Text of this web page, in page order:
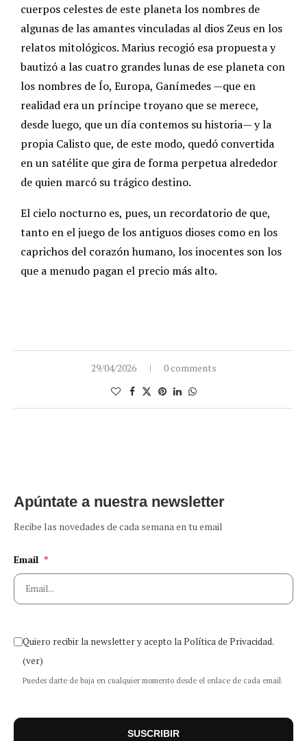
cuerpos celestes de este planeta los nombres de
algunas de las amantes vinculadas al dios Zeus en los
relatos mitológicos. Marius recogió esa propuesta y
bautizó a las cuatro grandes lunas de ese planeta con
los nombres de Ío, Europa, Ganímedes —que en
realidad era un príncipe troyano que se merece,
desde luego, que un día contemos su historia— y la
propia Calisto que, de este modo, quedó convertida
en un satélite que gira de forma perpetua alrededor
de quien marcó su trágico destino.
El cielo nocturno es, pues, un recordatorio de que,
tanto en el juego de los antiguos dioses como en los
caprichos del corazón humano, los inocentes son los
que a menudo pagan el precio más alto.
29/04/2026 0 comments
Apúntate a nuestra newsletter
Recibe las novedades de cada semana en tu email
Email *
Quiero recibir la newsletter y acepto la Política de Privacidad.
(ver)
Puedes darte de baja en cualquier momento desde el enlace de cada email.